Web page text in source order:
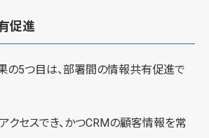
促進
の5つ目は、部署間の情報共有促進で
クセスでき、かつCRMの顧客情報を常